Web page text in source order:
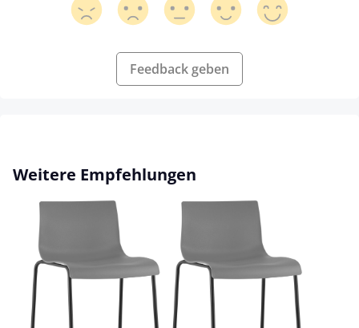
Feedback geben
Produktgalerie überspringen
Weitere Empfehlungen